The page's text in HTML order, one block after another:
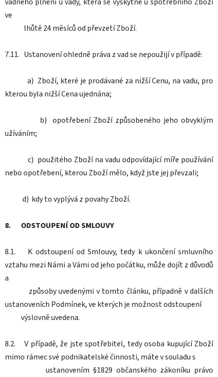
ve
lhůtě 24 měsíců od převzetí Zboží.
7.11. Ustanovení ohledně práva z vad se nepoužijí v případě:
a) Zboží, které je prodávané za nižší Cenu, na vadu, pro
kterou byla nižší Cena ujednána;
b) opotřebení Zboží způsobeného jeho obvyklým
užíváním;
c) použitého Zboží na vadu odpovídající míře používání
nebo opotřebení, kterou Zboží mělo, když jste jej převzali;
d) kdy to vyplývá z povahy Zboží.
8. ODSTOUPENÍ OD SMLOUVY
8.1. K odstoupení od Smlouvy, tedy k ukončení smluvního
vztahu mezi Námi a Vámi od jeho počátku, může dojít z důvodů
a
způsoby uvedenými v tomto článku, případně v dalších
ustanoveních Podmínek, ve kterých je možnost odstoupení
výslovně uvedena.
8.2. V případě, že jste spotřebitel, tedy osoba kupující Zboží
mimo rámec své podnikatelské činnosti, máte v souladu s
ustanovením §1829 občanského zákoníku právo